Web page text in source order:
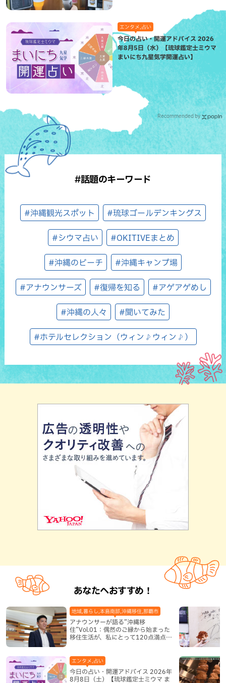
エンタメ,占い
今日の占い・開運アドバイス 2026
年8月5日（水）【琉球鑑定士ミウマ
まいにち九星気学開運占い】
Recommended by
#話題のキーワード
#沖縄観光スポット #琉球ゴールデンキングス
#シウマ占い #OKITIVEまとめ
#沖縄のビーチ #沖縄キャンプ場
#アナウンサーズ #復帰を知る #アゲアゲめし
#沖縄の人々 #聞いてみた
#ホテルセレクション（ウィン♪ウィン♪）
あなたへおすすめ！
アナウンサーが語る”沖縄移
住”Vol.01：偶然のご縁から始まった
移住生活が、私にとって120点満点に
地域,暮らし,本島南部,沖縄移住,那覇市
今日の占い・開運アドバイス 2026年
8月8日（土）【琉球鑑定士ミウマ ま
エンタメ,占い